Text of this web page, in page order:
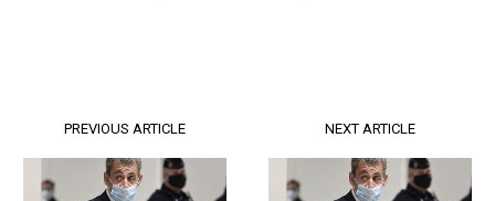
PREVIOUS ARTICLE NEXT ARTICLE